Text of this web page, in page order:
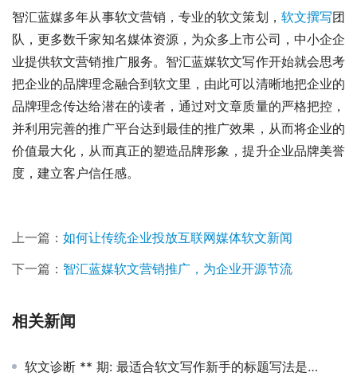
智汇蓝媒多年从事软文营销，专业的软文策划， 软文撰写团
队，更多数千家知名媒体资源，为众多上市公司，中小企企
业提供软文营销推广服务。智汇蓝媒软文写作开始就会思考
把企业的品牌理念融合到软文里，由此可以清晰地把企业的
品牌理念传达给潜在的读者，通过对文章质量的严格把控，
并利用完善的推广平台达到最佳的推广效果，从而将企业的
价值最大化，从而真正的塑造品牌形象，提升企业品牌美誉
度，建立客户信任感。
上一篇： 如何让传统企业投放互联网媒体软文新闻
下一篇： 智汇蓝媒软文营销推广，为企业开源节流
相关新闻
软文诊断 ** 期: 最适合软文写作新手的标题写法是…